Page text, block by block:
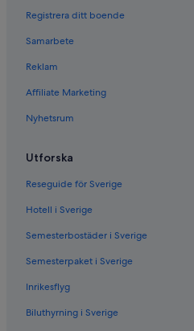
Registrera ditt boende
Samarbete
Reklam
Affiliate Marketing
Nyhetsrum
Utforska
Reseguide för Sverige
Hotell i Sverige
Semesterbostäder i Sverige
Semesterpaket i Sverige
Inrikesflyg
Biluthyrning i Sverige